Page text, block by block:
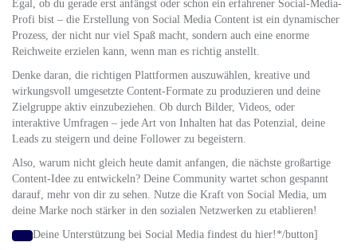
Egal, ob du gerade erst anfängst oder schon ein erfahrener Social-Media-
Profi bist – die Erstellung von Social Media Content ist ein dynamischer
Prozess, der nicht nur viel Spaß macht, sondern auch eine enorme
Reichweite erzielen kann, wenn man es richtig anstellt.
Denke daran, die richtigen Plattformen auszuwählen, kreative und
wirkungsvoll umgesetzte Content-Formate zu produzieren und deine
Zielgruppe aktiv einzubeziehen. Ob durch Bilder, Videos, oder
interaktive Umfragen – jede Art von Inhalten hat das Potenzial, deine
Leads zu steigern und deine Follower zu begeistern.
Also, warum nicht gleich heute damit anfangen, die nächste großartige
Content-Idee zu entwickeln? Deine Community wartet schon gespannt
darauf, mehr von dir zu sehen. Nutze die Kraft von Social Media, um
deine Marke noch stärker in den sozialen Netzwerken zu etablieren!
Deine Unterstützung bei Social Media findest du hier!*/button]